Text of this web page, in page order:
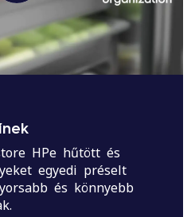
HPe hűtött és
egyedi préselt
és könnyebb